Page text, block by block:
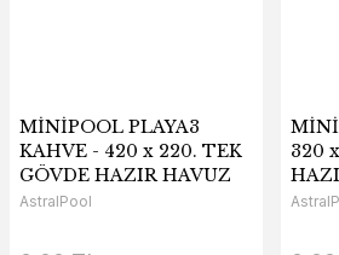
MİNİPOOL PLAYA3
KAHVE - 420 x 220. TEK
GÖVDE HAZIR HAVUZ
AstralPool
320